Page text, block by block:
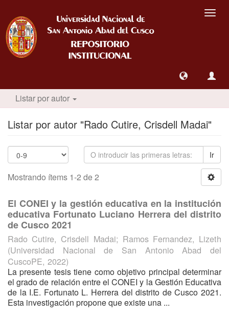
Listar por autor
Listar por autor "Rado Cutire, Crisdell Madai"
Ir
Mostrando ítems 1-2 de 2
El CONEI y la gestión educativa en la institución
educativa Fortunato Luciano Herrera del distrito
de Cusco 2021
Rado Cutire, Crisdell Madai; Ramos Fernandez, Lizeth
(Universidad Nacional de San Antonio Abad del
CuscoPE, 2022)
La presente tesis tiene como objetivo principal determinar
el grado de relación entre el CONEI y la Gestión Educativa
de la I.E. Fortunato L. Herrera del distrito de Cusco 2021.
Esta investigación propone que existe una ...